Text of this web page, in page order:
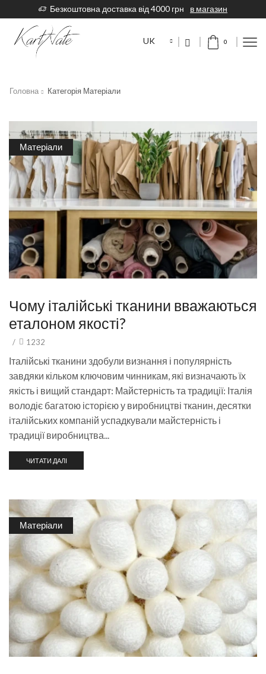
Безкоштовна доставка від 4000 грн в магазин
UK 0
Головна Категорія Матеріали
Матеріали
Чому італійські тканини вважаються
еталоном якості?
/ 1232
Італійські тканини здобули визнання і популярність
завдяки кільком ключовим чинникам, які визначають їх
якість і вищий стандарт: Майстерність та традиції: Італія
володіє багатою історією у виробництві тканин, десятки
італійських компаній успадкували майстерність і
традиції виробництва...
ЧИТАТИ ДАЛІ
Матеріали